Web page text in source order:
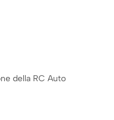
della RC Auto